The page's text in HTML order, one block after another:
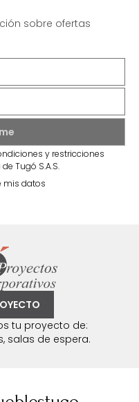
sobre ofertas
y restricciones
Tugó S.A.S.
mis datos
tu proyecto de:
salas de espera.